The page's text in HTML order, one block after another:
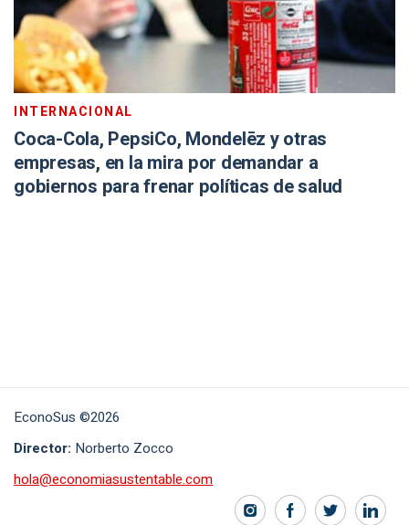
INTERNACIONAL
Coca-Cola, PepsiCo, Mondelēz y otras
empresas, en la mira por demandar a
gobiernos para frenar políticas de salud
EconoSus ©2026
Director: Norberto Zocco
hola@economiasustentable.com